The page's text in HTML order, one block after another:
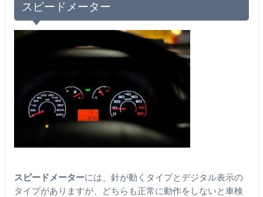
スピードメーター
スピードメーターには、針が動くタイプとデジタル表示の
タイプがありますが、どちらも正常に動作をしないと車検